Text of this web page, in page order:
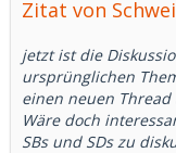
Zitat von
jetzt ist die
ursprünglichen
einen neuen Thread
Wäre doch
SBs und SDs zu